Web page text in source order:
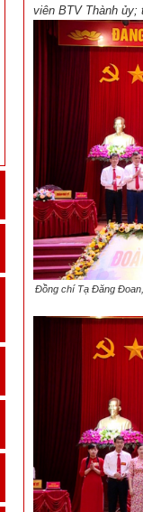
viên BTV Thành ủy;
Đồng chí Tạ Đăng